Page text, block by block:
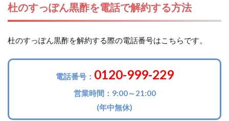
杜のすっぽん黒酢を電話で解約する方法
杜のすっぽん黒酢を解約する際の電話番号はこちらです。
電話番号： 0120-999-229
営業時間：9:00～21:00
(年中無休)